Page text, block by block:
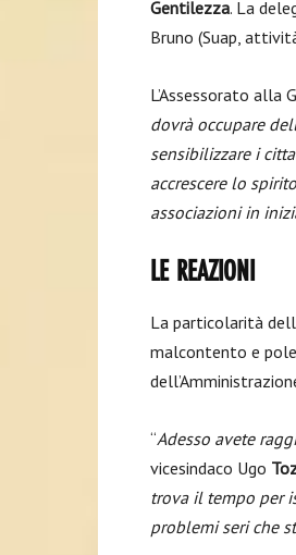
Gentilezza. La
Bruno (Suap,
L’Assessorato alla
dovrà occupare
sensibilizzare i
accrescere lo
associazioni in
LE REAZIONI
La particolarità
malcontento e
“Adesso avete
vicesindaco Ugo
trova il tempo per
problemi seri che